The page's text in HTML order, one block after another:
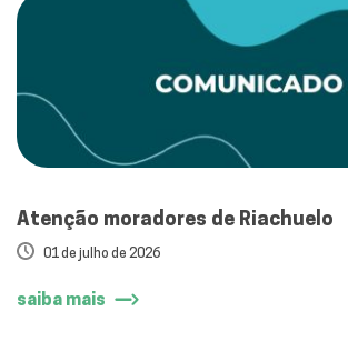
Atenção moradores de Riachuelo
01 de julho de 2026
saiba mais